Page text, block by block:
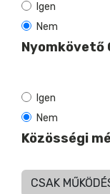
Igen
Nem
Nyomkövető
Igen
Nem
Közösségi
CSAK